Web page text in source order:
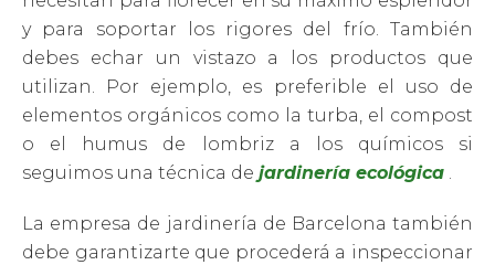
y para soportar los rigores del frío. También
debes echar un vistazo a los productos que
utilizan. Por ejemplo, es preferible el uso de
elementos orgánicos como la turba, el compost
o el humus de lombriz a los químicos si
seguimos una técnica de jardinería ecológica .
La empresa de jardinería de Barcelona también
debe garantizarte que procederá a inspeccionar